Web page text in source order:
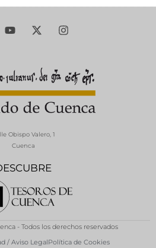
Obispo Valero, 1
Cuenca
- Todos los derechos reservados
/ Aviso LegalPolítica de Cookies